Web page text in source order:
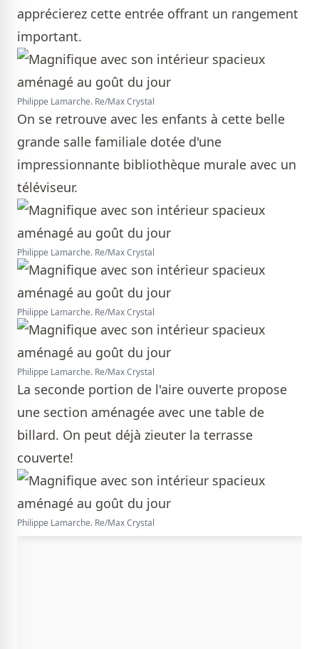
apprécierez cette entrée offrant un rangement
important.
Philippe Lamarche. Re/Max Crystal
On se retrouve avec les enfants à cette belle
grande salle familiale dotée d'une
impressionnante bibliothèque murale avec un
téléviseur.
Philippe Lamarche. Re/Max Crystal
Philippe Lamarche. Re/Max Crystal
Philippe Lamarche. Re/Max Crystal
La seconde portion de l'aire ouverte propose
une section aménagée avec une table de
billard. On peut déjà zieuter la terrasse
couverte!
Philippe Lamarche. Re/Max Crystal